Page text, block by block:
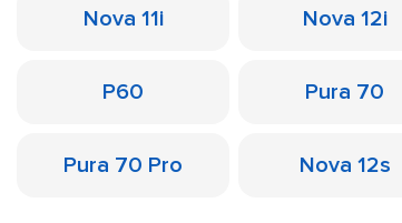
Nova 11i Nova 12i
P60 Pura 70
Pura 70 Pro Nova 12s